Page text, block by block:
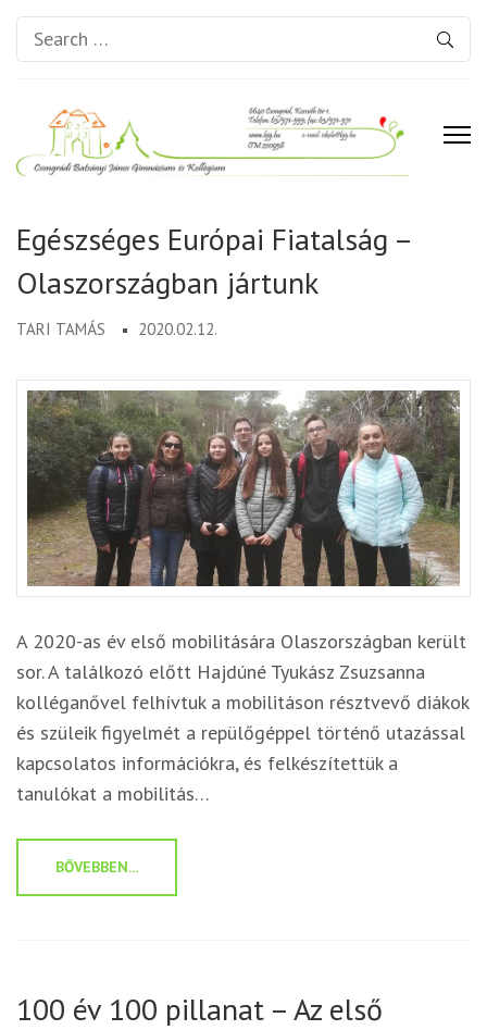
Search
for:
Gimnázium és Kollégium
Egészséges Európai Fiatalság –
Olaszországban jártunk
TARI TAMÁS 2020.02.12.
A 2020-as év első mobilitására Olaszországban került
sor. A találkozó előtt Hajdúné Tyukász Zsuzsanna
kolléganővel felhívtuk a mobilitáson résztvevő diákok
és szüleik figyelmét a repülőgéppel történő utazással
kapcsolatos információkra, és felkészítettük a
tanulókat a mobilitás…
BŐVEBBEN...
100 év 100 pillanat – Az első